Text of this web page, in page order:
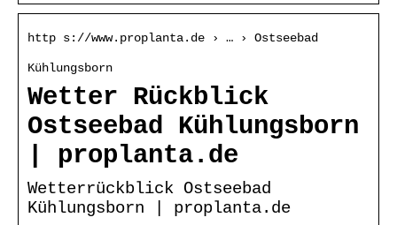
http s://www.proplanta.de › … › Ostseebad
Kühlungsborn
Wetter Rückblick
Ostseebad Kühlungsborn
| proplanta.de
Wetterrückblick Ostseebad
Kühlungsborn | proplanta.de